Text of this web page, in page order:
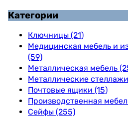
Категории
Ключницы (21)
Медицинская мебель и
(59)
Металлическая мебель
Металлические
Почтовые ящики (15)
Производственная
Сейфы (255)